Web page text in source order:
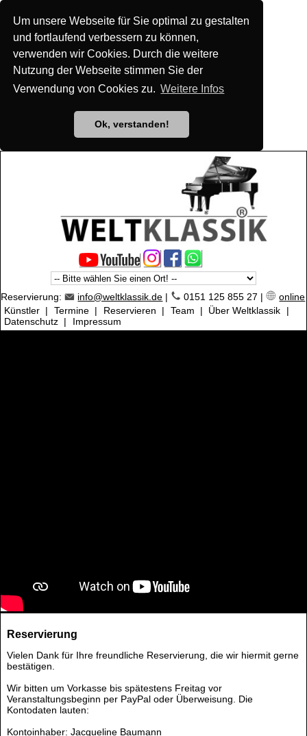
Um unsere Webseite für Sie optimal zu gestalten
und fortlaufend verbessern zu können,
verwenden wir Cookies. Durch die weitere
Nutzung der Webseite stimmen Sie der
Verwendung von Cookies zu. Weitere Infos
Ok, verstanden!
Reservierung: info@weltklassik.de | 0151 125 855 27 |
online
Künstler | Termine | Reservieren | Team | Über Weltklassik
|
Datenschutz | Impressum
Reservierung
Vielen Dank für Ihre freundliche Reservierung, die wir hiermit gerne
bestätigen.
Wir bitten um Vorkasse bis spätestens Freitag vor
Veranstaltungsbeginn per PayPal oder Überweisung. Die
Kontodaten lauten:
Kontoinhaber: Jacqueline Baumann